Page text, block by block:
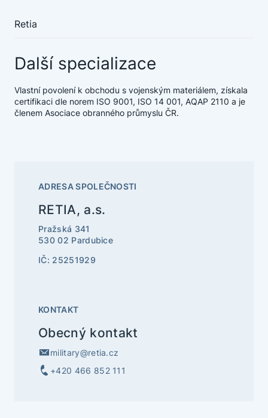
Retia
Další specializace
Vlastní povolení k obchodu s vojenským materiálem, získala
certifikaci dle norem ISO 9001, ISO 14 001, AQAP 2110 a je
členem Asociace obranného průmyslu ČR.
ADRESA SPOLEČNOSTI
RETIA, a.s.
Pražská 341
530 02 Pardubice
IČ: 25251929
KONTAKT
Obecný kontakt
military@retia.cz
+420 466 852 111